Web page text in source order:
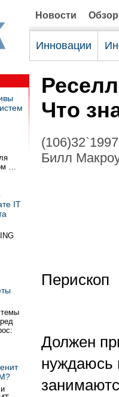
Новости
Инновации
…
IT
Что
(106)32`1997
Билл
Перископ
Должен
нуждаюсь